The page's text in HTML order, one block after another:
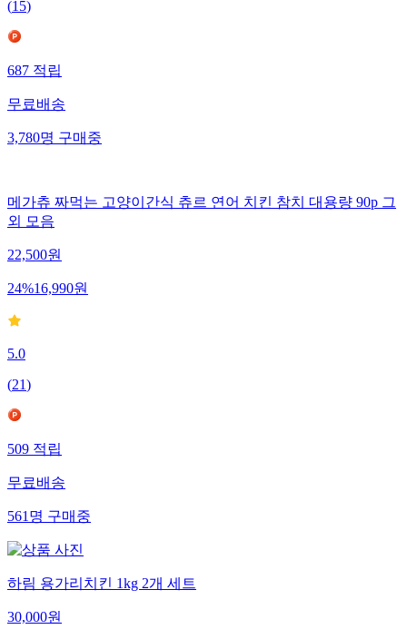
(15)
687적립
무료배송
3,780명구매중
메가츄 짜먹는 고양이간식 츄르 연어 치킨 참치 대용량 90p 그
외 모음
22,500원
24%16,990원
5.0
(21)
509적립
무료배송
561명구매중
하림 용가리치킨 1kg 2개 세트
30,000원